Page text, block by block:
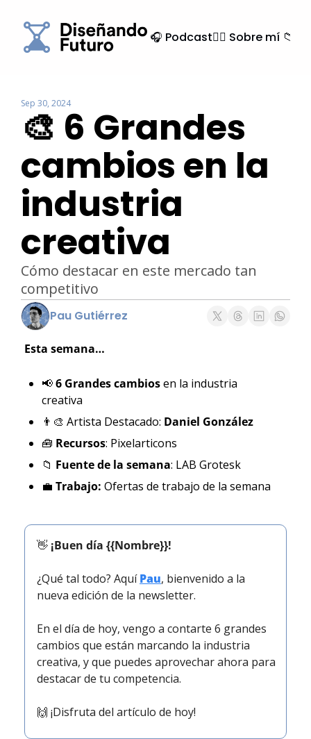
🎧 Podcast🙍‍♂️ Sobre mí 📁
Sep 30, 2024
🎨 6 Grandes
cambios en la
industria
creativa
Cómo destacar en este mercado tan
competitivo
Pau Gutiérrez
Esta semana…
📢6 Grandes cambios en la industria
creativa
👨‍🎨 Artista Destacado: Daniel González
🧰 Recursos: Pixelarticons
📁 Fuente de la semana: LAB Grotesk
💼 Trabajo: Ofertas de trabajo de la semana
👋 ¡Buen día {{Nombre}}!
¿Qué tal todo? Aquí Pau, bienvenido a la
nueva edición de la newsletter.
En el día de hoy, vengo a contarte 6 grandes
cambios que están marcando la industria
creativa, y que puedes aprovechar ahora para
destacar de tu competencia.
🙌 ¡Disfruta del artículo de hoy!